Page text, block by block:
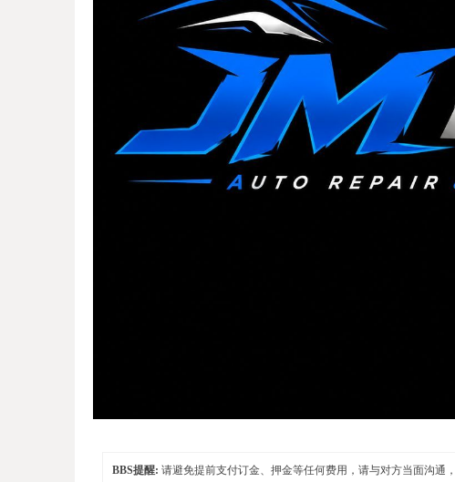
BBS提醒: 请避免提前支付订金、押金等任何费用，请与对方当面沟通